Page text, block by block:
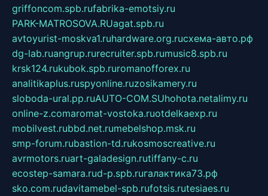
griffoncom.spb.rufabrika-emotsiy.ru
PARK-MATROSOVA.RUagat.spb.ru
avtoyurist-moskva1.ruhardware.org.ruсхема-авто.рф
dg-lab.ruangrup.rurecruiter.spb.rumusic8.spb.ru
krsk124.rukubok.spb.ruromanofforex.ru
analitikaplus.ruspyonline.ruzosikamery.ru
sloboda-ural.pp.ruAUTO-COM.SUhohota.netalimy.ru
online-z.comaromat-vostoka.ruotdelkaexp.ru
mobilvest.rubbd.net.rumebelshop.msk.ru
smp-forum.rubastion-td.rukosmoscreative.ru
avrmotors.ruart-galadesign.rutiffany-c.ru
ecostep-samara.rud-p.spb.ruгалактика73.рф
sko.com.rudavitamebel-spb.rufotsis.rutesiaes.ru